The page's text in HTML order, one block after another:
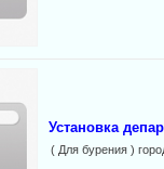
Установка
( Для бурения )